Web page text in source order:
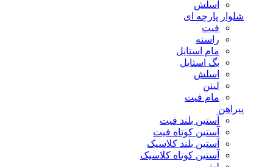
اسلش
شلوار پارچه ای
فیت
راسته
مام استایل
بگ استایل
اسلش
لینن
مام فیت
پیراهن
آستین بلند فیت
آستین کوتاه فیت
آستین بلند کلاسیک
آستین کوتاه کلاسیک